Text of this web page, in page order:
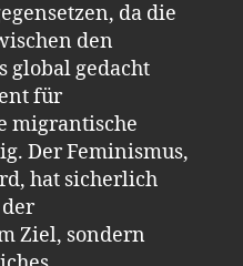
da die
den
global gedacht
für
migrantische
Der Feminismus,
hat sicherlich
Ziel, sondern